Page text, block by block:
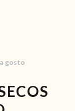
gosto